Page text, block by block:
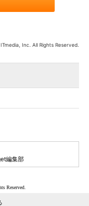
Inc. All Rights Reserved.
編集部
Reserved.